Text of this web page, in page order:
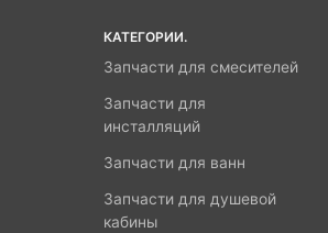
КАТЕГОРИИ.
Запчасти для смесителей
Запчасти для
инсталляций
Запчасти для ванн
Запчасти для душевой
кабины